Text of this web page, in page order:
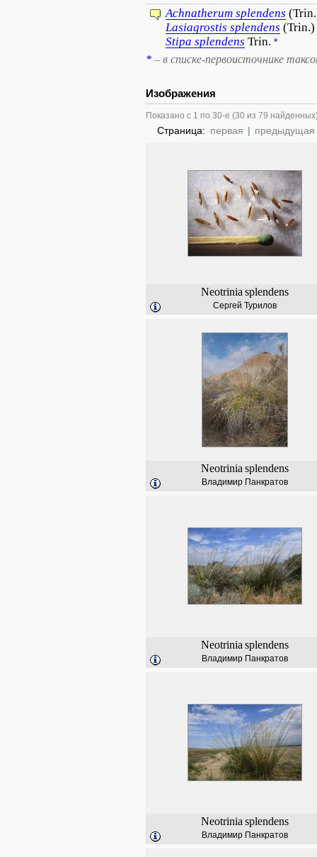
Achnatherum splendens
Lasiagrostis splendens
Stipa splendens Trin. *
* – в списке-первоисточнике
Изображения
Показано с 1 по 30-е (30 из 79
Страница: первая | предыдущая
Neotrinia splendens
Сергей Турилов
Neotrinia splendens
Владимир Панкратов
Neotrinia splendens
Владимир Панкратов
Neotrinia splendens
Владимир Панкратов